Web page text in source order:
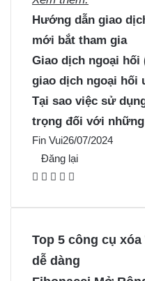
Hướng dẫn giao
mới bắt tham gia
Giao dịch ngoại hối
giao dịch ngoại hối
Tại sao việc sử
trọng đối với
Fin Vui26/07/2024
Đăng lại
F
o
X P
r
M
nn
Top 5 công cụ
dễ dàng